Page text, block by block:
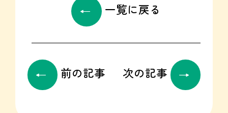
前の記事
一覧に戻る
次の記事